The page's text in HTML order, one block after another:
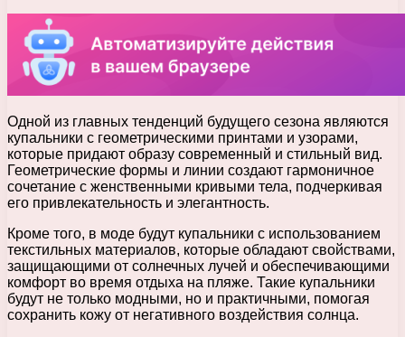
Одной из главных тенденций будущего сезона являются
купальники с геометрическими принтами и узорами,
которые придают образу современный и стильный вид.
Геометрические формы и линии создают гармоничное
сочетание с женственными кривыми тела, подчеркивая
его привлекательность и элегантность.
Кроме того, в моде будут купальники с использованием
текстильных материалов, которые обладают свойствами,
защищающими от солнечных лучей и обеспечивающими
комфорт во время отдыха на пляже. Такие купальники
будут не только модными, но и практичными, помогая
сохранить кожу от негативного воздействия солнца.